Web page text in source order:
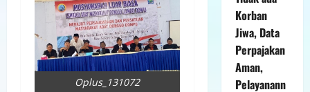
Oplus_131072
Korban
Jiwa, Data
Perpajakan
Aman,
Pelayanann